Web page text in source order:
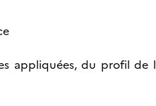
appliquées, du profil de